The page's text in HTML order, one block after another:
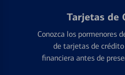
Tarjetas de
Conozca los pormenores
de tarjetas de
financiera antes de